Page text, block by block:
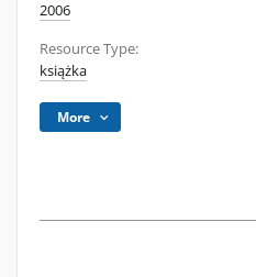
2006
Resource Type:
książka
More